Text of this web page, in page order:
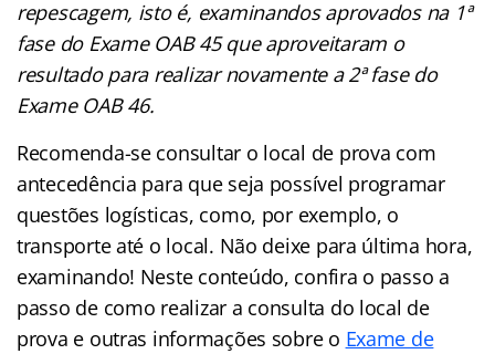
repescagem, isto é, examinandos aprovados na 1ª
fase do Exame OAB 45 que aproveitaram o
resultado para realizar novamente a 2ª fase do
Exame OAB 46.
Recomenda-se consultar o local de prova com
antecedência para que seja possível programar
questões logísticas, como, por exemplo, o
transporte até o local. Não deixe para última hora,
examinando! Neste conteúdo, confira o passo a
passo de como realizar a consulta do local de
prova e outras informações sobre o Exame de